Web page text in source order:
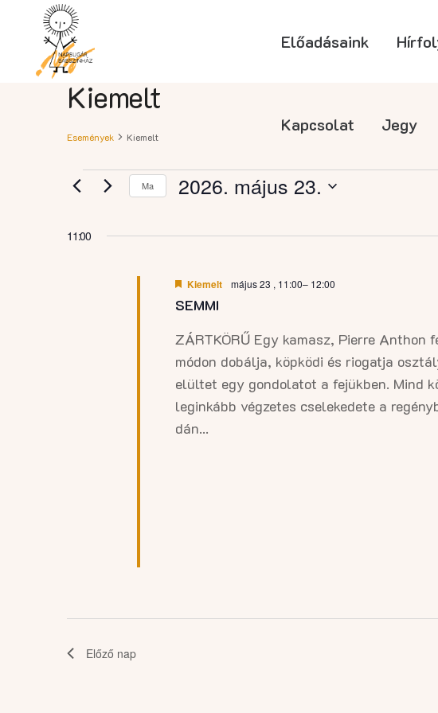
Előadásaink
Kapcsolat Jegy
Kiemelt
Események Kiemelt
Események
for
2026.
Ma 2026. május 23.
11:00
SEMMI
Kiemelt május 23 , 11:00– 12:00
ZÁRTKÖRŰ Egy kamasz, Pierre
módon dobálja, köpködi és riogatja
elültet egy gondolatot a fejükben. Mind
leginkább végzetes cselekedete a
dán...
Előző nap